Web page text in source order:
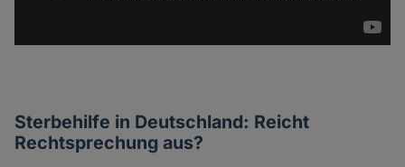
Sterbehilfe in Deutschland: Reicht
Rechtsprechung aus?